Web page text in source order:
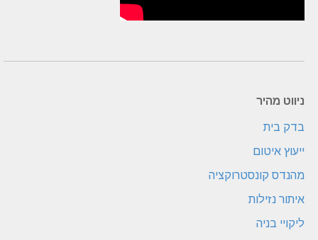
ניווט מהיר
בדק בית
ייעוץ איטום
מהנדס קונסטרוקציה
איתור נזילות
ליקויי בניה